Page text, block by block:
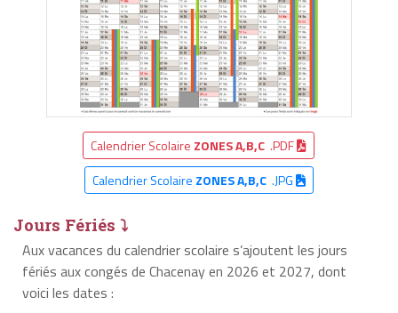
Calendrier Scolaire ZONES A,B,C .PDF
Calendrier Scolaire ZONES A,B,C.JPG
Jours Fériés ⤵
Aux vacances du calendrier scolaire s’ajoutent les jours
fériés aux congés de Chacenay en 2026 et 2027, dont
voici les dates :